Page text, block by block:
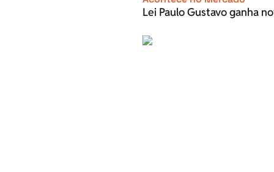
Lei Paulo Gustavo ganha